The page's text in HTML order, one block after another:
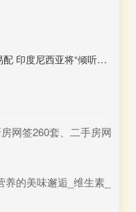
同花易配 印度尼西亚将“倾听市场”意见 设立新的商品出口机构
网签260套、二手房网
的美味邂逅_维生素_